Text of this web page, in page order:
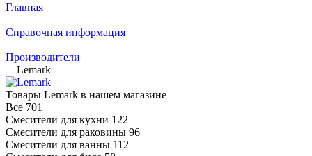
Главная
—
Справочная информация
—
Производители
—Lemark
Товары Lemark в нашем магазине
Все 701
Смесители для кухни 122
Смесители для раковины 96
Смесители для ванны 112